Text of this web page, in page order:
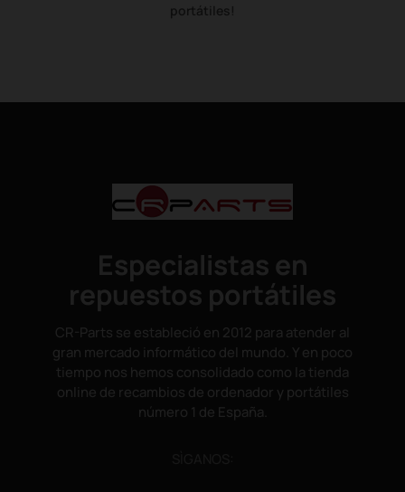
portátiles!
Especialistas en
repuestos portátiles
CR-Parts se estableció en 2012 para atender al
gran mercado informático del mundo. Y en poco
tiempo nos hemos consolidado como la tienda
online de recambios de ordenador y portátiles
número 1 de España.